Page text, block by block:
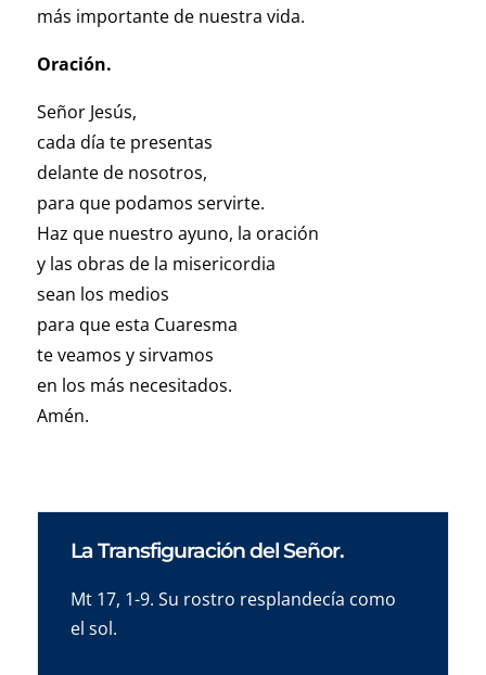
más importante de nuestra vida.
Oración.
Señor Jesús,
cada día te presentas
delante de nosotros,
para que podamos servirte.
Haz que nuestro ayuno, la oración
y las obras de la misericordia
sean los medios
para que esta Cuaresma
te veamos y sirvamos
en los más necesitados.
Amén.
La Transfiguración del Señor.
Mt 17, 1-9. Su rostro resplandecía como
el sol.